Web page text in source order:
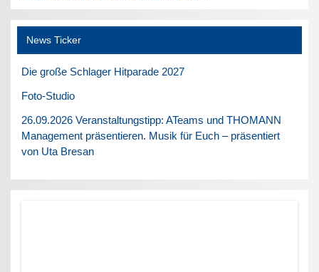
News Ticker
Die große Schlager Hitparade 2027
Foto-Studio
26.09.2026 Veranstaltungstipp: ATeams und THOMANN
Management präsentieren. Musik für Euch – präsentiert
von Uta Bresan